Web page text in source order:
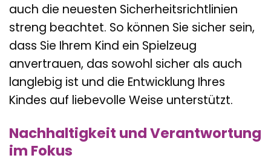
auch die neuesten Sicherheitsrichtlinien
streng beachtet. So können Sie sicher sein,
dass Sie Ihrem Kind ein Spielzeug
anvertrauen, das sowohl sicher als auch
langlebig ist und die Entwicklung Ihres
Kindes auf liebevolle Weise unterstützt.
Nachhaltigkeit und Verantwortung
im Fokus